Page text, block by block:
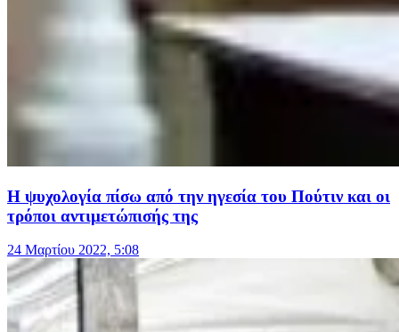
Η ψυχολογία πίσω από την ηγεσία του Πούτιν και οι
τρόποι αντιμετώπισής της
24 Μαρτίου 2022, 5:08